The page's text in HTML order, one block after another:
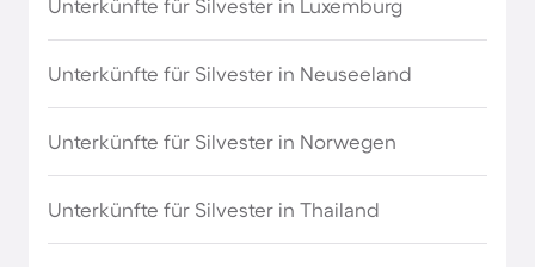
Unterkünfte für Silvester in Luxemburg
Unterkünfte für Silvester in Neuseeland
Unterkünfte für Silvester in Norwegen
Unterkünfte für Silvester in Thailand